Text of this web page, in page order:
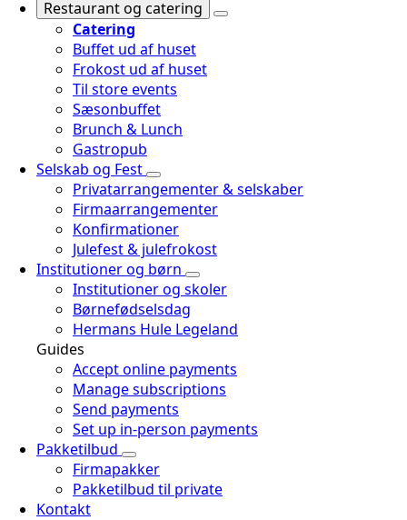
Restaurant og catering
Catering
Buffet ud af huset
Frokost ud af huset
Til store events
Sæsonbuffet
Brunch & Lunch
Gastropub
Selskab og Fest
Privatarrangementer & selskaber
Firmaarrangementer
Konfirmationer
Julefest & julefrokost
Institutioner og børn
Institutioner og skoler
Børnefødselsdag
Hermans Hule Legeland
Guides
Accept online payments
Manage subscriptions
Send payments
Set up in-person payments
Pakketilbud
Firmapakker
Pakketilbud til private
Kontakt